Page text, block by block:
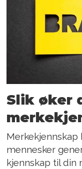
Slik øker
mennesker
kjennskap til din